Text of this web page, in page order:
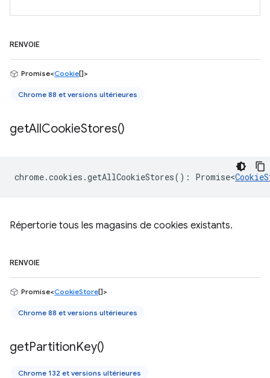
RENVOIE
Promise<Cookie[]>
Chrome 88 et versions ultérieures
getAllCookieStores()
chrome.cookies .getAllCookieStores() : Promise<
Répertorie tous les magasins de cookies existants.
RENVOIE
Promise<CookieStore[]>
Chrome 88 et versions ultérieures
getPartitionKey()
Chrome 132 et versions ultérieures